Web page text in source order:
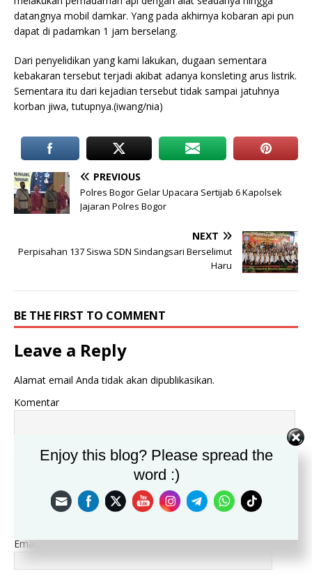
datangnya mobil damkar. Yang pada akhirnya kobaran api pun
dapat di padamkan 1 jam berselang.
Dari penyelidikan yang kami lakukan, dugaan sementara
kebakaran tersebut terjadi akibat adanya konsleting arus listrik.
Sementara itu dari kejadian tersebut tidak sampai jatuhnya
korban jiwa, tutupnya.(iwang/nia)
PREVIOUS
Polres Bogor Gelar Upacara Sertijab 6 Kapolsek
Jajaran Polres Bogor
NEXT
Perpisahan 137 Siswa SDN Sindangsari Berselimut
Haru
BE THE FIRST TO COMMENT
Leave a Reply
Alamat email Anda tidak akan dipublikasikan.
Komentar
Email*
Enjoy this blog? Please spread the
word :)